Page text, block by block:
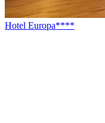
Hotel Europa****